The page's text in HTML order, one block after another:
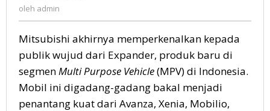
oleh admin
Mitsubishi akhirnya memperkenalkan kepada
publik wujud dari Expander, produk baru di
segmenMulti Purpose Vehicle(MPV) di Indonesia.
Mobil ini digadang-gadang bakal menjadi
penantang kuat dari Avanza, Xenia, Mobilio,